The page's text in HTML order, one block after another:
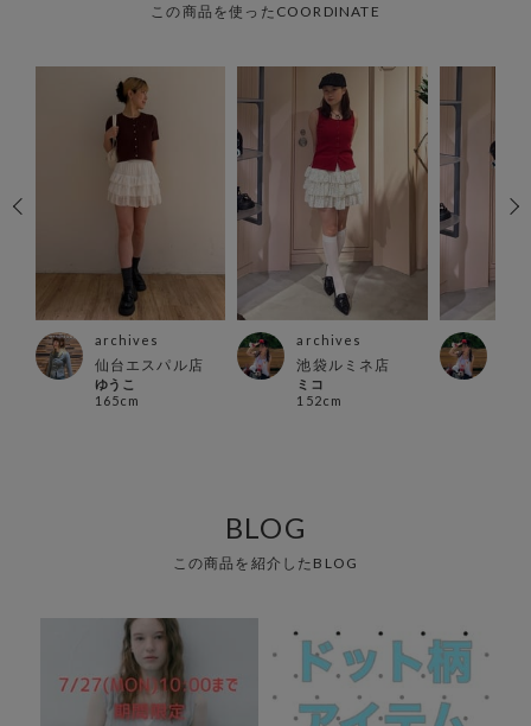
この商品を使ったCOORDINATE
archives
仙台エスパル店
ゆうこ
165cm
archives
池袋ルミネ店
ミコ
152cm
BLOG
この商品を紹介したBLOG